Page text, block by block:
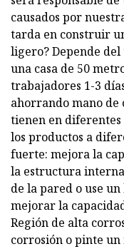
causados ​​por
tarda en construir
ligero? Depende del
una casa de 50
trabajadores 1-3
ahorrando mano de
tienen en diferentes
los productos a
fuerte: mejora la
la estructura
de la pared o use
mejorar la
Región de alta
corrosión o pinte